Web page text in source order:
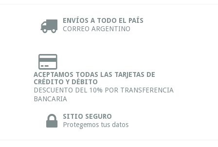
ENVÍOS A TODO EL PAÍS
CORREO ARGENTINO
ACEPTAMOS TODAS LAS TARJETAS DE
CRÉDITO Y DÉBITO
DESCUENTO DEL 10% POR TRANSFERENCIA
BANCARIA
SITIO SEGURO
Protegemos tus datos